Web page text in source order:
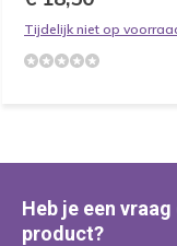
Tijdelijk niet op
Heb je een vraag
product?